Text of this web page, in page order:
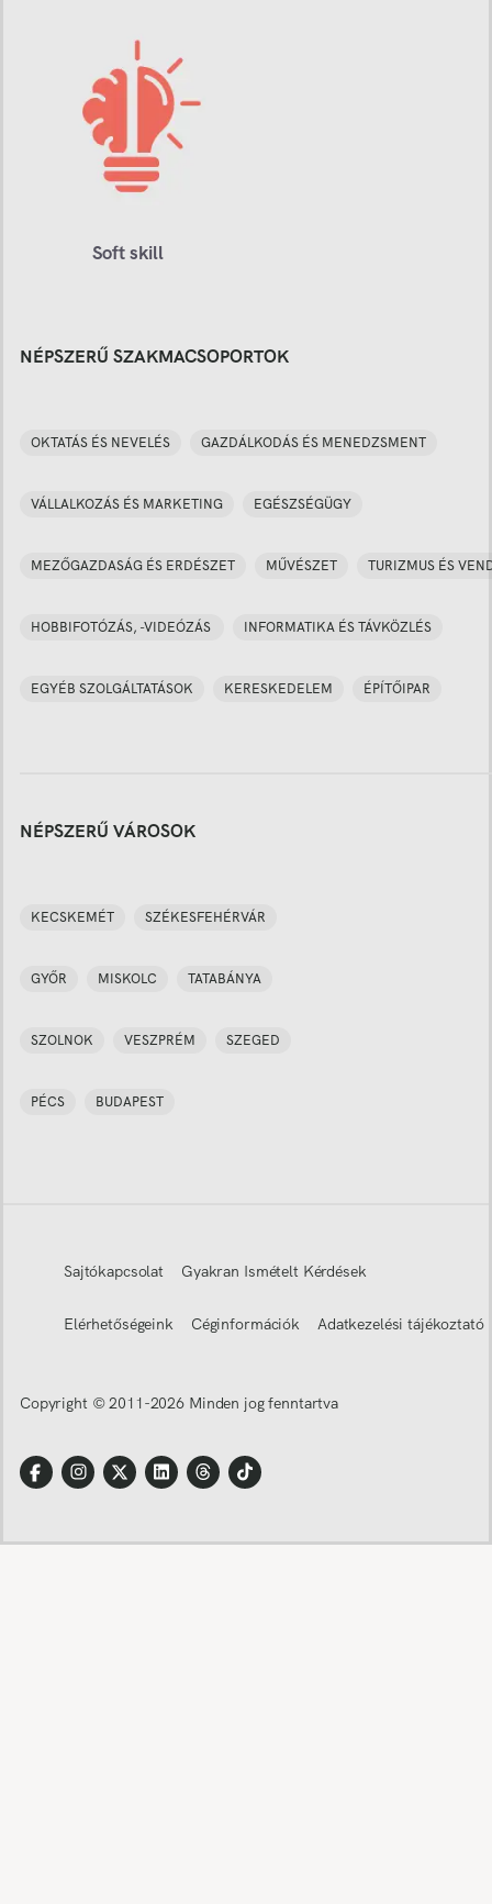
Soft skill
NÉPSZERŰ SZAKMACSOPORTOK
OKTATÁS ÉS NEVELÉS GAZDÁLKODÁS ÉS MENEDZSMENT
VÁLLALKOZÁS ÉS MARKETING EGÉSZSÉGÜGY
MEZŐGAZDASÁG ÉS ERDÉSZET MŰVÉSZET TURIZMUS ÉS
HOBBIFOTÓZÁS, -VIDEÓZÁS INFORMATIKA ÉS TÁVKÖZLÉS
EGYÉB SZOLGÁLTATÁSOK KERESKEDELEM ÉPÍTŐIPAR
NÉPSZERŰ VÁROSOK
KECSKEMÉT SZÉKESFEHÉRVÁR
GYŐR MISKOLC TATABÁNYA
SZOLNOK VESZPRÉM SZEGED
PÉCS BUDAPEST
Sajtókapcsolat Gyakran Ismételt Kérdések
Elérhetőségeink Céginformációk Adatkezelési tájékoztató
Copyright © 2011-2026 Minden jog fenntartva